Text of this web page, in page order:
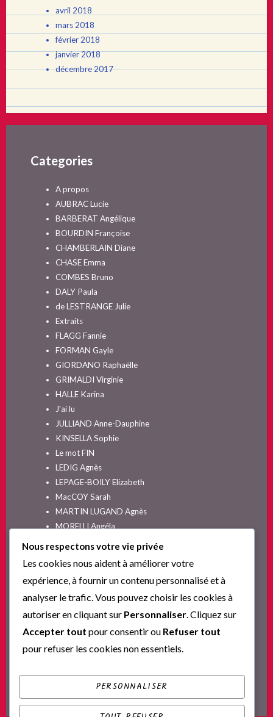
avril 2018
mars 2018
février 2018
janvier 2018
décembre 2017
Categories
A propos
AUBRAC Lucie
BARBERAT Angélique
BOURDIN Françoise
CHAMBERLAIN Diane
CHASE Emma
COMBES Bruno
DALY Paula
de LESTRANGE Julie
Extraits
FLAGG Fannie
FORMAN Gayle
GIORDANO Raphaëlle
GRIMALDI Virginie
HALLE Karina
J'ai lu
JULLIAND Anne-Dauphine
KINSELLA Sophie
Le mot FIN
LEDIG Agnès
LEPAGE-BOILY Elizabeth
MacCOY Sarah
MARTIN LUGAND Agnès
MORELLI Angéla
Non classé
PINGUILLY Yves
RIVA Alex
SESKIS Tina
SOLNON Jean-François
Nous respectons votre vie privée
Les cookies nous aident à améliorer votre
expérience, à fournir un contenu personnalisé et à
analyser le trafic. Vous pouvez choisir les cookies à
autoriser en cliquant sur Personnaliser . Cliquez sur
Accepter tout pour consentir ou Refuser tout
pour refuser les cookies non essentiels.
PERSONNALISER